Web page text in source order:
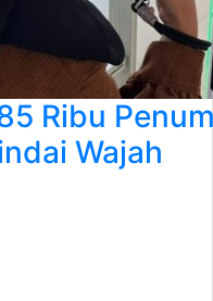
Ribu
Wajah